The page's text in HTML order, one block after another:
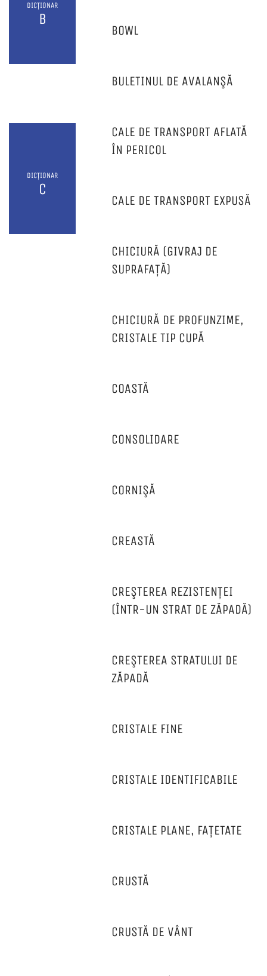
DICȚIONAR
B
BOWL
BULETINUL DE AVALANŞĂ
DICȚIONAR
C
CALE DE TRANSPORT AFLATĂ
ÎN PERICOL
CALE DE TRANSPORT EXPUSĂ
CHICIURĂ (GIVRAJ DE
SUPRAFAȚĂ)
CHICIURĂ DE PROFUNZIME,
CRISTALE TIP CUPĂ
COASTĂ
CONSOLIDARE
CORNIŞĂ
CREASTĂ
CREŞTEREA REZISTENȚEI
(ÎNTR-UN STRAT DE ZĂPADĂ)
CREŞTEREA STRATULUI DE
ZĂPADĂ
CRISTALE FINE
CRISTALE IDENTIFICABILE
CRISTALE PLANE, FAȚETATE
CRUSTĂ
CRUSTĂ DE VÂNT